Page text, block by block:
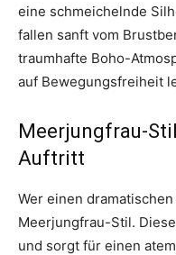
eine schmeichelnde
fallen sanft vom
traumhafte Boho-
auf Bewegungsfreiheit
Meerjungfrau-
Auftritt
Wer einen
Meerjungfrau-Stil.
und sorgt für einen